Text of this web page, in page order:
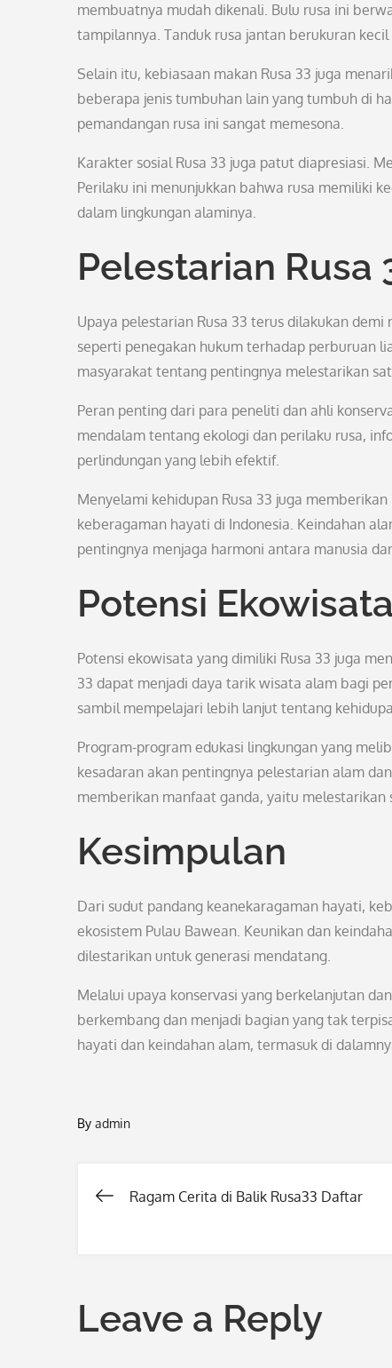
membuatnya mudah dikenali. Bulu rusa ini
tampilannya. Tanduk rusa jantan berukuran
Selain itu, kebiasaan makan Rusa 33 juga
beberapa jenis tumbuhan lain yang tumbuh di
pemandangan rusa ini sangat memesona.
Karakter sosial Rusa 33 juga patut diapresiasi.
Perilaku ini menunjukkan bahwa rusa memiliki
dalam lingkungan alaminya.
Pelestarian Rusa
Upaya pelestarian Rusa 33 terus dilakukan
seperti penegakan hukum terhadap perburuan
masyarakat tentang pentingnya melestarikan
Peran penting dari para peneliti dan ahli
mendalam tentang ekologi dan perilaku rusa,
perlindungan yang lebih efektif.
Menyelami kehidupan Rusa 33 juga
keberagaman hayati di Indonesia. Keindahan
pentingnya menjaga harmoni antara manusia
Potensi
Potensi ekowisata yang dimiliki Rusa 33 juga
33 dapat menjadi daya tarik wisata alam bagi
sambil mempelajari lebih lanjut tentang
Program-program edukasi lingkungan yang
kesadaran akan pentingnya pelestarian alam
memberikan manfaat ganda, yaitu
Kesimpulan
Dari sudut pandang keanekaragaman hayati,
ekosistem Pulau Bawean. Keunikan dan
dilestarikan untuk generasi mendatang.
Melalui upaya konservasi yang berkelanjutan
berkembang dan menjadi bagian yang tak
hayati dan keindahan alam, termasuk di
By admin
Post
Ragam Cerita di Balik Rusa33 Daftar
Leave a Reply